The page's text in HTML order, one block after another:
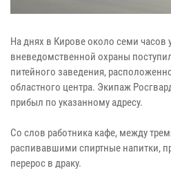
На днях в Кирове около семи часов
вневедомственной охраны
питейного заведения,
областного центра. Экипаж
прибыл по указанному адресу.
Со слов работника кафе, между
распивавшими спиртные напитки,
перерос в драку.